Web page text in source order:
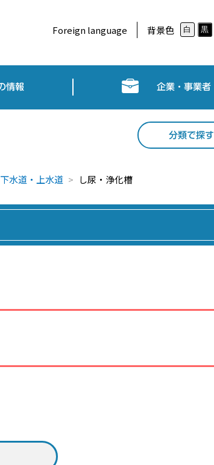
Foreign language 背景色 白 黒
情報 企業・事業者
分類で探す
水道・上水道 し尿・浄化槽